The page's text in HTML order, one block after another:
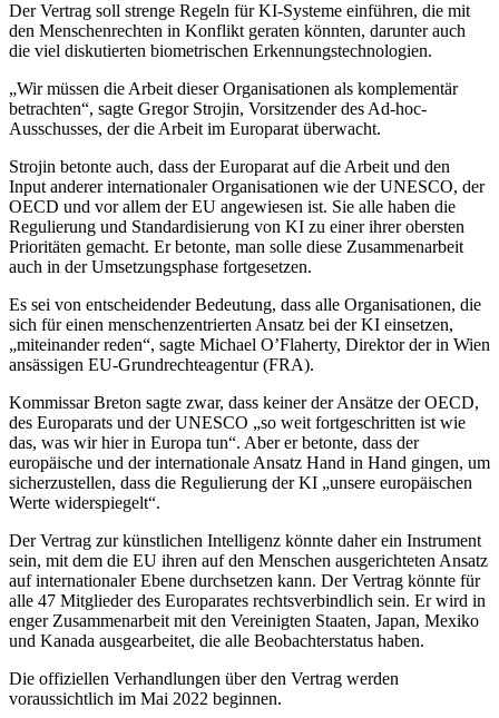
Der Vertrag soll strenge Regeln für KI-Systeme einführen, die mit
den Menschenrechten in Konflikt geraten könnten, darunter auch
die viel diskutierten biometrischen Erkennungstechnologien.
„Wir müssen die Arbeit dieser Organisationen als komplementär
betrachten“, sagte Gregor Strojin, Vorsitzender des Ad-hoc-
Ausschusses, der die Arbeit im Europarat überwacht.
Strojin betonte auch, dass der Europarat auf die Arbeit und den
Input anderer internationaler Organisationen wie der UNESCO, der
OECD und vor allem der EU angewiesen ist. Sie alle haben die
Regulierung und Standardisierung von KI zu einer ihrer obersten
Prioritäten gemacht. Er betonte, man solle diese Zusammenarbeit
auch in der Umsetzungsphase fortgesetzen.
Es sei von entscheidender Bedeutung, dass alle Organisationen, die
sich für einen menschenzentrierten Ansatz bei der KI einsetzen,
„miteinander reden“, sagte Michael O’Flaherty, Direktor der in Wien
ansässigen EU-Grundrechteagentur (FRA).
Kommissar Breton sagte zwar, dass keiner der Ansätze der OECD,
des Europarats und der UNESCO „so weit fortgeschritten ist wie
das, was wir hier in Europa tun“. Aber er betonte, dass der
europäische und der internationale Ansatz Hand in Hand gingen, um
sicherzustellen, dass die Regulierung der KI „unsere europäischen
Werte widerspiegelt“.
Der Vertrag zur künstlichen Intelligenz könnte daher ein Instrument
sein, mit dem die EU ihren auf den Menschen ausgerichteten Ansatz
auf internationaler Ebene durchsetzen kann. Der Vertrag könnte für
alle 47 Mitglieder des Europarates rechtsverbindlich sein. Er wird in
enger Zusammenarbeit mit den Vereinigten Staaten, Japan, Mexiko
und Kanada ausgearbeitet, die alle Beobachterstatus haben.
Die offiziellen Verhandlungen über den Vertrag werden
voraussichtlich im Mai 2022 beginnen.